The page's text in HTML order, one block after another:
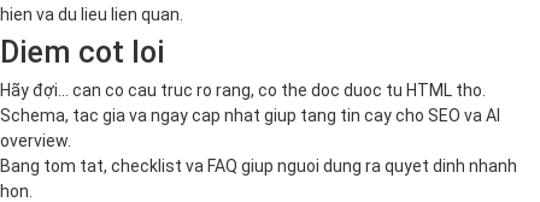
hien va du lieu lien quan.
Diem cot loi
Hãy đợi... can co cau truc ro rang, co the doc duoc tu HTML tho.
Schema, tac gia va ngay cap nhat giup tang tin cay cho SEO va AI
overview.
Bang tom tat, checklist va FAQ giup nguoi dung ra quyet dinh nhanh
hon.